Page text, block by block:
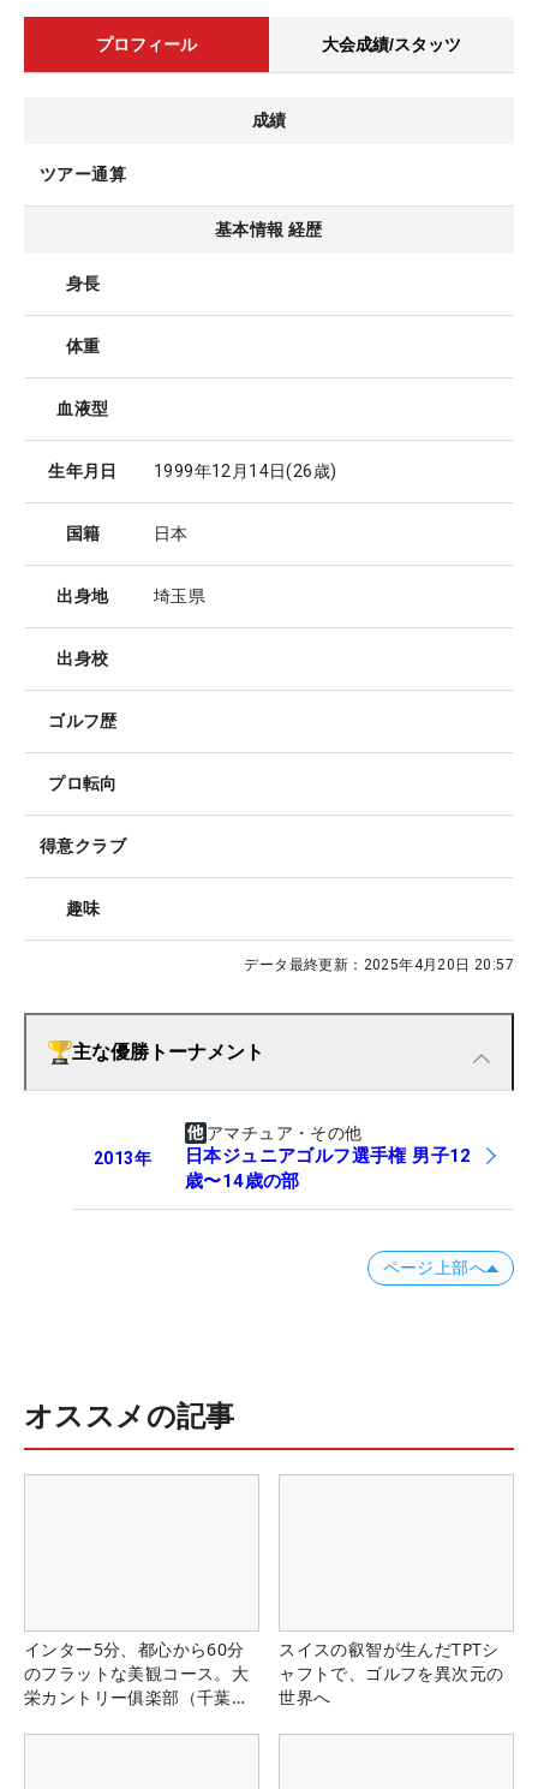
プロフィール 大会成績/スタッツ
成績
ツアー通算
基本情報 経歴
身長
体重
血液型
生年月日 1999年12月14日(26歳)
国籍 日本
出身地 埼玉県
出身校
ゴルフ歴
プロ転向
得意クラブ
趣味
データ最終更新： 2025年4月20日 20:57
主な優勝トーナメント
2013年
アマチュア・その他
日本ジュニアゴルフ選手権 男子12
歳〜14歳の部
ページ上部へ
オススメの記事
インター5分、都心から60分
のフラットな美観コース。大
栄カントリー俱楽部（千葉
スイスの叡智が生んだTPTシ
ャフトで、ゴルフを異次元の
世界へ